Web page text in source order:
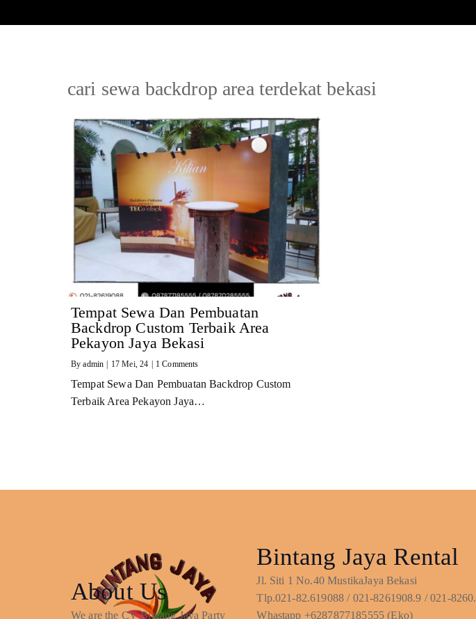
cari sewa backdrop area terdekat bekasi
Tempat Sewa Dan Pembuatan
Backdrop Custom Terbaik Area
Pekayon Jaya Bekasi
Byadmin 17 Mei, 24 1 Comments
Tempat Sewa Dan Pembuatan Backdrop Custom
Terbaik Area Pekayon Jaya…
About Us
We are the CV Bintang Jaya Party
Bintang Jaya Rental
Jl. Siti 1 No.40 MustikaJaya Bekasi
Tlp.021-82.619088 / 021-8261908.9 / 021-
Whastapp +6287877185555 (Eko)